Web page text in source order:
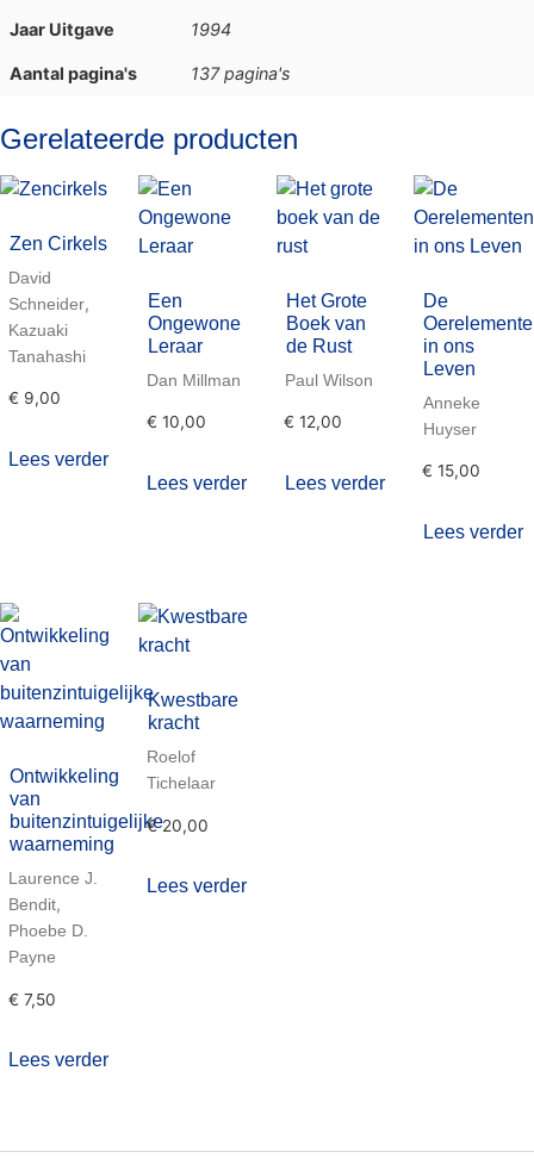
Jaar Uitgave 1994
Aantal pagina's 137 pagina's
Gerelateerde producten
Zen Cirkels
David
Schneider,
Kazuaki
Tanahashi
€ 9,00
Lees verder
Een
Ongewone
Leraar
Dan Millman
€ 10,00
Lees verder
Het Grote
Boek van
de Rust
Paul Wilson
€ 12,00
Lees verder
De
in ons
Leven
Anneke
Huyser
€ 15,00
Lees verder
Ontwikkeling
van
buitenzintuigelijke
waarneming
Laurence J.
Bendit,
Phoebe D.
Payne
€ 7,50
Lees verder
Kwestbare
kracht
Roelof
Tichelaar
€20,00
Lees verder